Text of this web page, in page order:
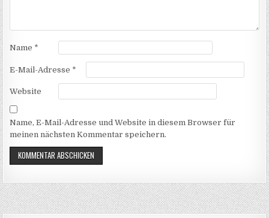
Name *
E-Mail-Adresse *
Website
Name, E-Mail-Adresse und Website in diesem Browser für
meinen nächsten Kommentar speichern.